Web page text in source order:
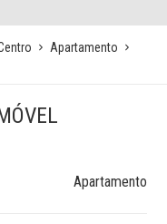
Apartamento
Apartamento